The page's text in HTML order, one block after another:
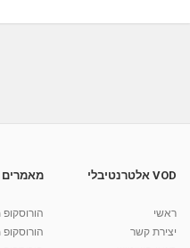
מאת 1,014 צפיות
VOD אלטרנטיבלי
ראשי
יצירת קשר
מאמרים